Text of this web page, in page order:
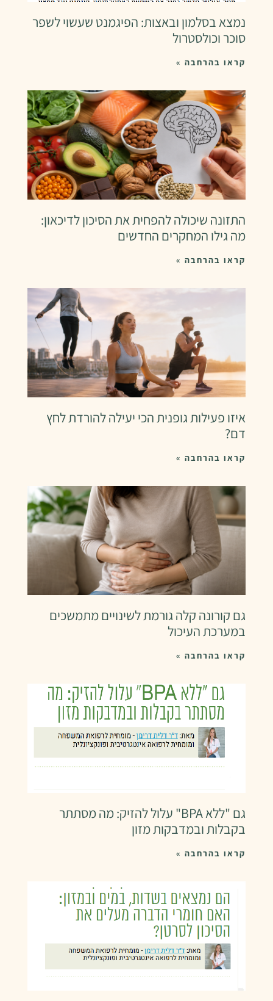
נמצא בסלמון ובאצות: הפיגמנט שעשוי לשפר
סוכר וכולסטרול
קראו בהרחבה »
התזונה שיכולה להפחית את הסיכון לדיכאון:
מה גילו המחקרים החדשים
קראו בהרחבה »
איזו פעילות גופנית הכי יעילה להורדת לחץ
דם?
קראו בהרחבה »
גם קורונה קלה גורמת לשינויים מתמשכים
במערכת העיכול
קראו בהרחבה »
גם "ללא BPA" עלול להזיק: מה מסתתר
בקבלות ובמדבקות מזון
קראו בהרחבה »